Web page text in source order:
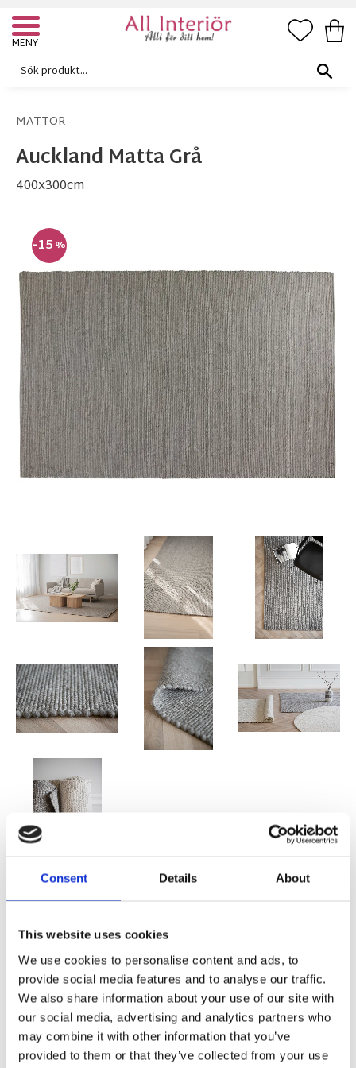
Consent Details About
This website uses cookies
We use cookies to personalise content and ads, to
provide social media features and to analyse our traffic.
We also share information about your use of our site with
our social media, advertising and analytics partners who
may combine it with other information that you’ve
provided to them or that they’ve collected from your use
Meny
MATTOR
Auckland Matta Grå
400x300cm
15%
Nedsatt pris:
10 714,25
Ordinarie pris:
12 605,00KR
FLER FÄRGER